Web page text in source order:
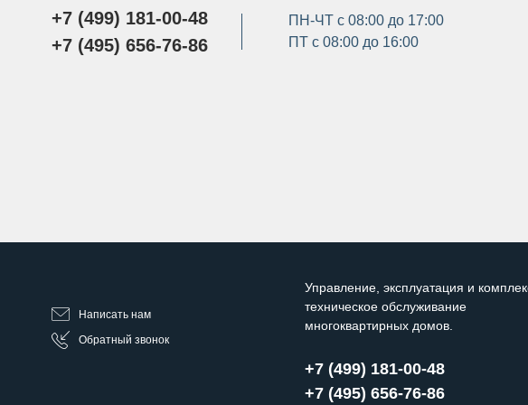
+7 (499) 181-00-48
+7 (495) 656-76-86
ПН-ЧТ с 08:00 до 17:00
ПТ с 08:00 до 16:00
Написать нам
Обратный звонок
Управление, эксплуатация и
техническое обслуживание
многоквартирных домов.
+7 (499) 181-00-48
+7 (495) 656-76-86